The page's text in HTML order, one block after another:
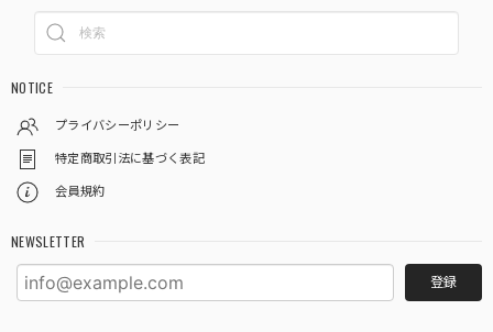
NOTICE
プライバシーポリシー
特定商取引法に基づく表記
会員規約
NEWSLETTER
登録